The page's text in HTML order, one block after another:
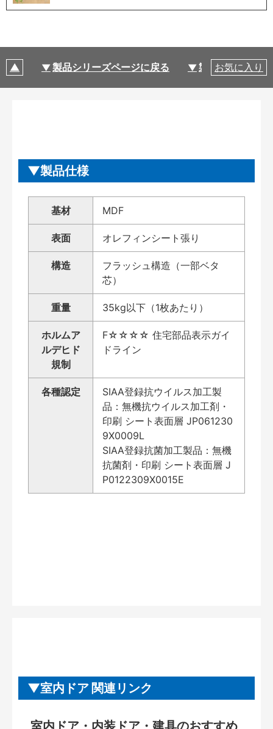
製品シリーズページに戻る 製品仕様
お気に入り
製品仕様
基材 MDF
表面 オレフィンシート張り
構造
フラッシュ構造（一部ベタ
芯）
重量 35kg以下（1枚あたり）
ホルムア
ルデヒド
規制
F☆☆☆☆ 住宅部品表示ガイ
ドライン
各種認定
SIAA登録抗ウイルス加工製
品：無機抗ウイルス加工剤・
印刷 シート表面層 JP061230
9X0009L
SIAA登録抗菌加工製品：無機
抗菌剤・印刷 シート表面層 J
P0122309X0015E
室内ドア 関連リンク